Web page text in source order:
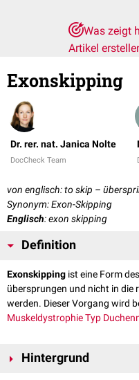
Was zeigt
Artikel
Exonskipping
Dr. rer. nat. Janica Nolte
DocCheck Team
von englisch: to skip –
Synonym: Exon-Skipping
Englisch: exon skipping
Definition
Exonskipping ist eine Form des
übersprungen und nicht in die
werden. Dieser Vorgang wird
Muskeldystrophie Typ
Hintergrund